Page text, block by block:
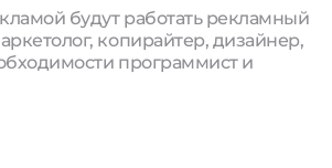
будут работать рекламный
копирайтер, дизайнер,
программист и